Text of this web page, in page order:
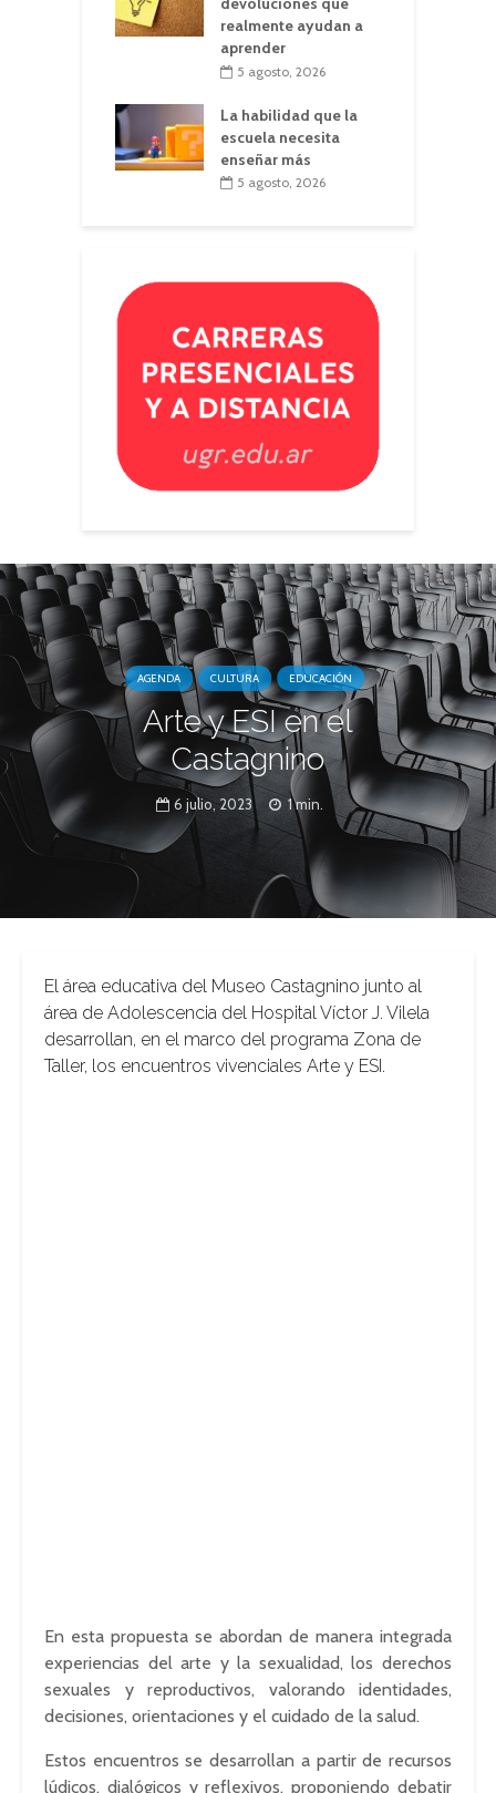
realmente ayudan a
aprender
5 agosto, 2026
La habilidad que la
escuela necesita
enseñar más
5 agosto, 2026
AGENDA CULTURA EDUCACIÓN
Arte y ESI en el
Castagnino
6 julio, 2023 1 min.
El área educativa del Museo Castagnino junto al
área de Adolescencia del Hospital Víctor J. Vilela
desarrollan, en el marco del programa Zona de
Taller, los encuentros vivenciales Arte y ESI.
En esta propuesta se abordan de manera integrada
experiencias del arte y la sexualidad, los derechos
sexuales y reproductivos, valorando identidades,
decisiones, orientaciones y el cuidado de la salud.
Estos encuentros se desarrollan a partir de recursos
lúdicos, dialógicos y reflexivos, proponiendo debatir